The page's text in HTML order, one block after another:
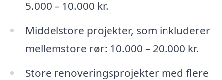
5.000 – 10.000 kr.
Middelstore projekter, som inkluderer
mellemstore rør: 10.000 – 20.000 kr.
Store renoveringsprojekter med flere